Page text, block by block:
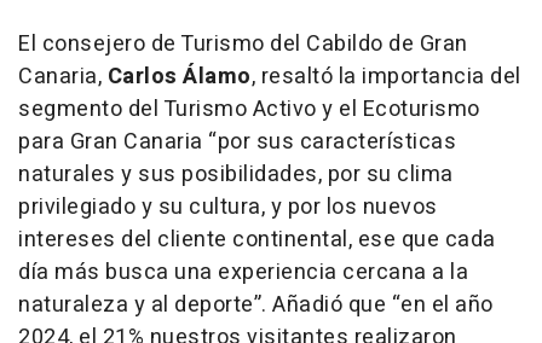
El consejero de Turismo del Cabildo de Gran
Canaria, Carlos Álamo, resaltó la importancia del
segmento del Turismo Activo y el Ecoturismo
para Gran Canaria “por sus características
naturales y sus posibilidades, por su clima
privilegiado y su cultura, y por los nuevos
intereses del cliente continental, ese que cada
día más busca una experiencia cercana a la
naturaleza y al deporte”. Añadió que “en el año